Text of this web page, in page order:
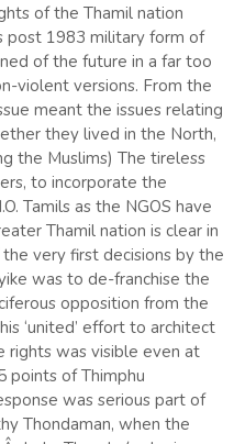
of the Thamil nation
post 1983 military form of
of the future in a far too
violent versions. From the
meant the issues relating
they lived in the North,
the Muslims) The tireless
to incorporate the
Tamils as the NGOS have
Thamil nation is clear in
very first decisions by the
was to de-franchise the
opposition from the
‘united’ effort to architect
rights was visible even at
points of Thimphu
was serious part of
Thondaman, when the